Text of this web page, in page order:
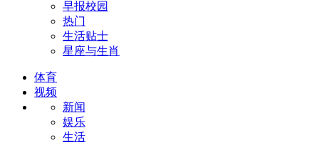
早报校园
热门
生活贴士
星座与生肖
体育
视频
新闻
娱乐
生活